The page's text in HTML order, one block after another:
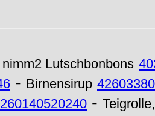
nimm2 Lutschbonbons
- Birnensirup
-